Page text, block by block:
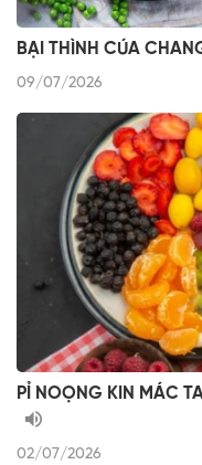
BẠI THÌNH CÚA
09/07/2026
PỈ NOỌNG KIN MÁC
02/07/2026